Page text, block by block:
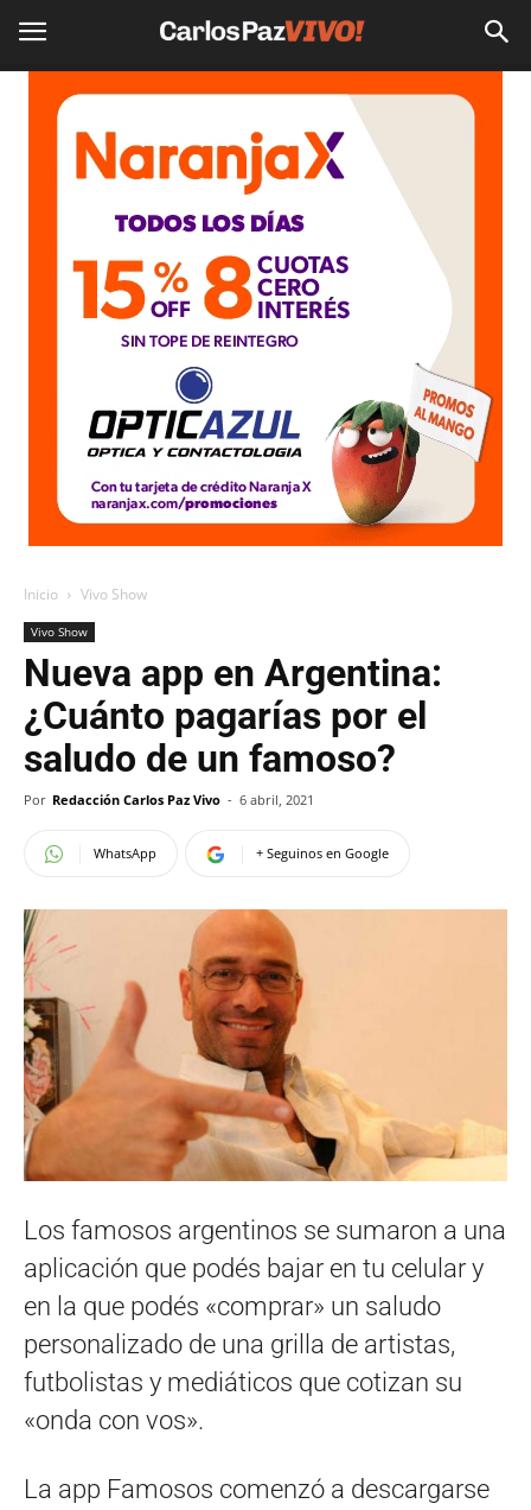
Inicio Vivo Show
Vivo Show
Nueva app en Argentina:
¿Cuánto pagarías por el
saludo de un famoso?
Por Redacción Carlos Paz Vivo - 6 abril, 2021
WhatsApp + Seguinos en Google
Los famosos argentinos se sumaron a una
aplicación que podés bajar en tu celular y
en la que podés «comprar» un saludo
personalizado de una grilla de artistas,
futbolistas y mediáticos que cotizan su
«onda con vos».
La app Famosos comenzó a descargarse